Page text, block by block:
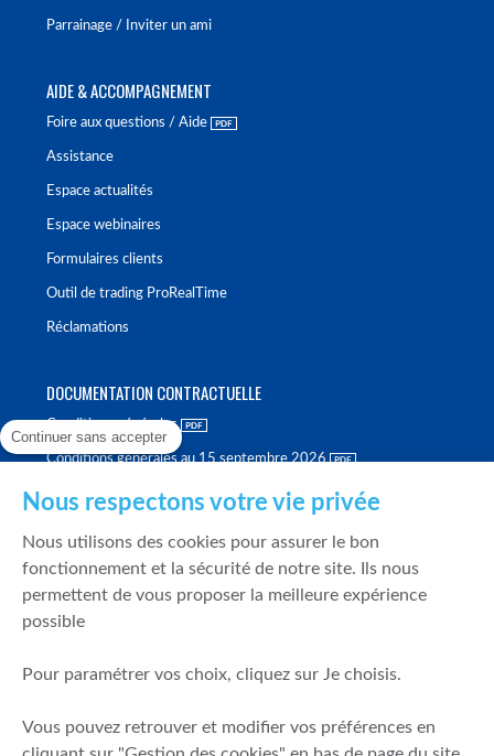
Parrainage / Inviter un ami
AIDE & ACCOMPAGNEMENT
Foire aux questions / Aide
Assistance
Espace actualités
Espace webinaires
Formulaires clients
Outil de trading ProRealTime
Réclamations
DOCUMENTATION CONTRACTUELLE
Conditions générales
Conditions générales au 15 septembre 2026
Politique de meilleure sélection
Politique de durabilité
Fonds de garantie des dépôts et de résolution
Mentions légales
Continuer sans accepter
Nous respectons votre vie privée
Nous utilisons des cookies pour assurer le bon
fonctionnement et la sécurité de notre site. Ils nous
permettent de vous proposer la meilleure expérience
possible
Pour paramétrer vos choix, cliquez sur Je choisis.
Vous pouvez retrouver et modifier vos préférences en